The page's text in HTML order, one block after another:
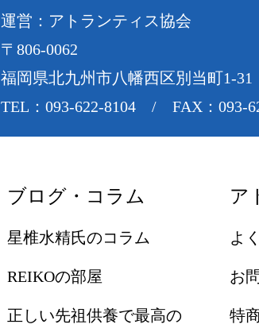
運営：アトランティス協会
〒806-0062
福岡県北九州市八幡西区別当町1-31
TEL：093-622-8104 / FAX：093-
ブログ・コラム
星椎水精氏のコラム
REIKOの部屋
正しい先祖供養で最高の
ア
よ
お
特